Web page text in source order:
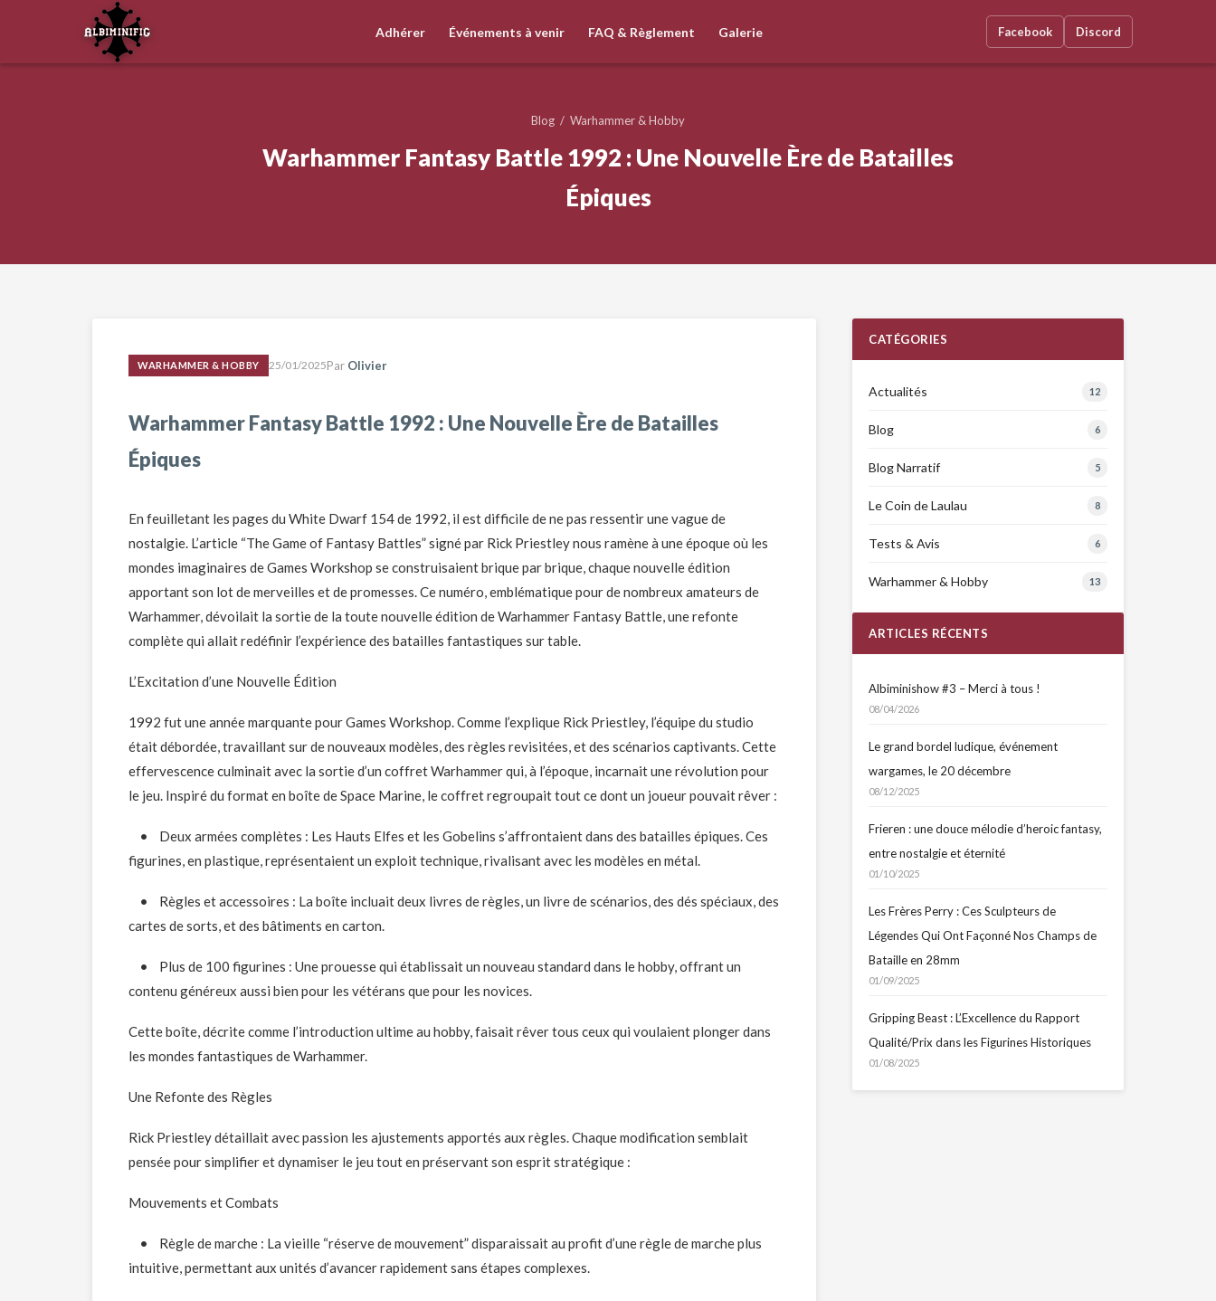
Adhérer Événements à venir FAQ & Règlement Galerie Facebook Discord
Blog / Warhammer & Hobby
Warhammer Fantasy Battle 1992 : Une Nouvelle Ère de Batailles
Épiques
WARHAMMER & HOBBY 25/01/2025Par Olivier
Warhammer Fantasy Battle 1992 : Une Nouvelle Ère de Batailles
Épiques
En feuilletant les pages du White Dwarf 154 de 1992, il est difficile de ne pas ressentir une vague de
nostalgie. L’article “The Game of Fantasy Battles” signé par Rick Priestley nous ramène à une époque où les
mondes imaginaires de Games Workshop se construisaient brique par brique, chaque nouvelle édition
apportant son lot de merveilles et de promesses. Ce numéro, emblématique pour de nombreux amateurs de
Warhammer, dévoilait la sortie de la toute nouvelle édition de Warhammer Fantasy Battle, une refonte
complète qui allait redéfinir l’expérience des batailles fantastiques sur table.
L’Excitation d’une Nouvelle Édition
1992 fut une année marquante pour Games Workshop. Comme l’explique Rick Priestley, l’équipe du studio
était débordée, travaillant sur de nouveaux modèles, des règles revisitées, et des scénarios captivants. Cette
effervescence culminait avec la sortie d’un coffret Warhammer qui, à l’époque, incarnait une révolution pour
le jeu. Inspiré du format en boîte de Space Marine, le coffret regroupait tout ce dont un joueur pouvait rêver :
• Deux armées complètes : Les Hauts Elfes et les Gobelins s’affrontaient dans des batailles épiques. Ces
figurines, en plastique, représentaient un exploit technique, rivalisant avec les modèles en métal.
• Règles et accessoires : La boîte incluait deux livres de règles, un livre de scénarios, des dés spéciaux, des
cartes de sorts, et des bâtiments en carton.
• Plus de 100 figurines : Une prouesse qui établissait un nouveau standard dans le hobby, offrant un
contenu généreux aussi bien pour les vétérans que pour les novices.
Cette boîte, décrite comme l’introduction ultime au hobby, faisait rêver tous ceux qui voulaient plonger dans
les mondes fantastiques de Warhammer.
Une Refonte des Règles
Rick Priestley détaillait avec passion les ajustements apportés aux règles. Chaque modification semblait
pensée pour simplifier et dynamiser le jeu tout en préservant son esprit stratégique :
Mouvements et Combats
• Règle de marche : La vieille “réserve de mouvement” disparaissait au profit d’une règle de marche plus
intuitive, permettant aux unités d’avancer rapidement sans étapes complexes.
CATÉGORIES
Actualités 12
Blog 6
Blog Narratif 5
Le Coin de Laulau 8
Tests & Avis 6
Warhammer & Hobby 13
ARTICLES RÉCENTS
Albiminishow #3 – Merci à tous !
08/04/2026
Le grand bordel ludique, événement
wargames, le 20 décembre
08/12/2025
Frieren : une douce mélodie d’heroic fantasy,
entre nostalgie et éternité
01/10/2025
Les Frères Perry : Ces Sculpteurs de
Légendes Qui Ont Façonné Nos Champs de
Bataille en 28mm
01/09/2025
Gripping Beast : L’Excellence du Rapport
Qualité/Prix dans les Figurines Historiques
01/08/2025